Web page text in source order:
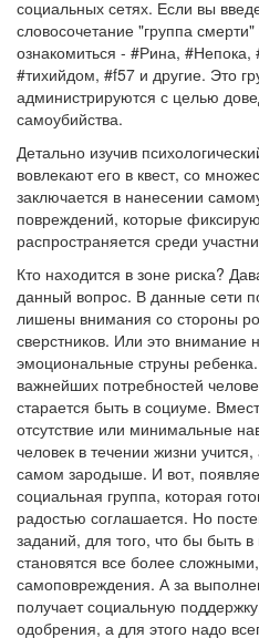
социальных сетях. Если вы
словосочетание "группа
ознакомиться - #Рина, #Непока,
#тихийдом, #f57 и другие. Это
администрируются с целью
самоубийства.
Детально изучив
вовлекают его в квест, со
заключается в нанесении
повреждений, которые
распространяется среди
Кто находится в зоне риска?
данный вопрос. В данные сети
лишены внимания со стороны
сверстников. Или это внимание
эмоциональные струны
важнейших потребностей
старается быть в социуме.
отсутствие или минимальные
человек в течении жизни
самом зародыше. И вот,
социальная группа, которая
радостью соглашается. Но
заданий, для того, что бы быть
становятся все более
самоповреждения. А за
получает социальную
одобрения, а для этого надо